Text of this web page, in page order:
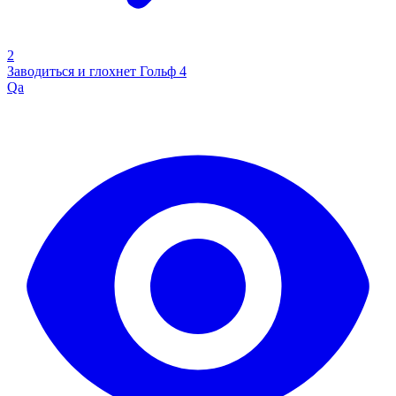
2
Заводиться и глохнет Гольф 4
Qa